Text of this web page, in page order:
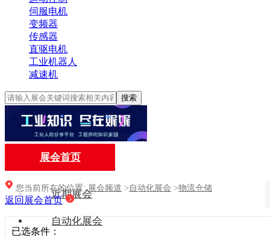
伺服电机
变频器
传感器
直驱电机
工业机器人
减速机
搜索
展会首页
近期展会
自动化展会
您当前所在的位置: 展会频道 > 自动化展会 >物流仓储
返回展会首页
已选条件：